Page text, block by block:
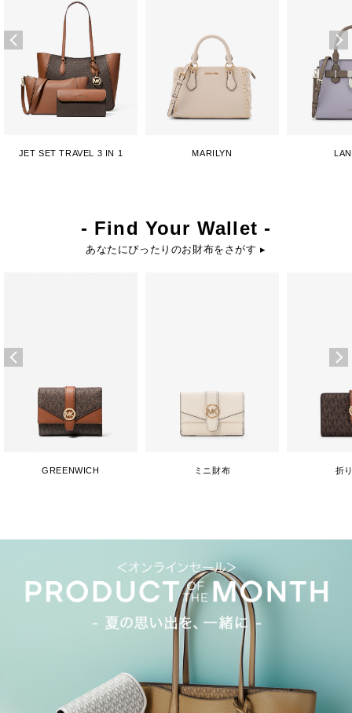
JET SET TRAVEL 3 IN 1 MARILYN
- Find Your Wallet -
あなたにぴったりのお財布をさがす ▸
GREENWICH ミニ財布 折